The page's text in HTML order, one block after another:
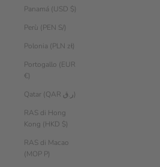
Panamá (USD $)
Perù (PEN S/)
Polonia (PLN zł)
Portogallo (EUR
€)
Qatar (QAR ر.ق)
RAS di Hong
Kong (HKD $)
RAS di Macao
(MOP P)